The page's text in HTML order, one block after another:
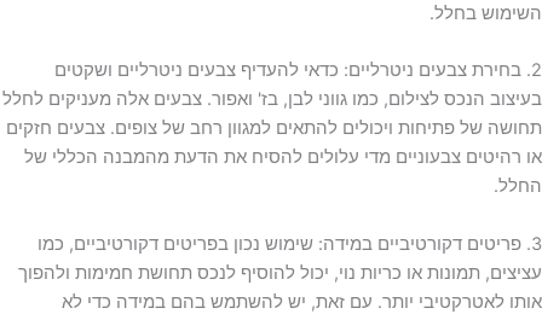
השימוש בחלל.
2. בחירת צבעים ניטרליים: כדאי להעדיף צבעים ניטרליים ושקטים
בעיצוב הנכס לצילום, כמו גווני לבן, בז' ואפור. צבעים אלה מעניקים לחלל
תחושה של פתיחות ויכולים להתאים למגוון רחב של צופים. צבעים חזקים
או רהיטים צבעוניים מדי עלולים להסיח את הדעת מהמבנה הכללי של
החלל.
3. פריטים דקורטיביים במידה: שימוש נכון בפריטים דקורטיביים, כמו
עציצים, תמונות או כריות נוי, יכול להוסיף לנכס תחושת חמימות ולהפוך
אותו לאטרקטיבי יותר. עם זאת, יש להשתמש בהם במידה כדי לא